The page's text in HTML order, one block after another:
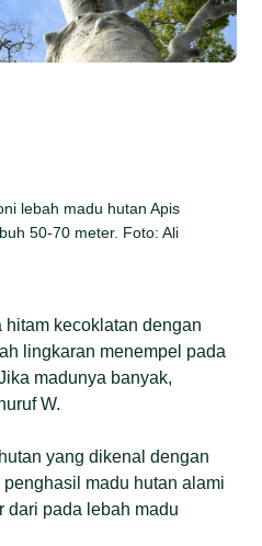
lebah madu hutan Apis
50-70 meter. Foto: Ali
kecoklatan dengan
lingkaran menempel pada
madunya banyak,
W.
yang dikenal dengan
penghasil madu hutan alami
dari pada lebah madu